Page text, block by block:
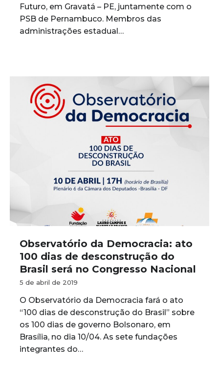
Futuro, em Gravatá – PE, juntamente com o
PSB de Pernambuco. Membros das
administrações estadual…
Observatório da Democracia: ato
100 dias de desconstrução do
Brasil será no Congresso Nacional
5 de abril de 2019
O Observatório da Democracia fará o ato
“100 dias de desconstrução do Brasil” sobre
os 100 dias de governo Bolsonaro, em
Brasília, no dia 10/04. As sete fundações
integrantes do…